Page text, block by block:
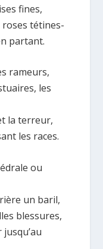
fines,
roses tétines-
partant.
rameurs,
les
la terreur,
les races.
ou
un baril,
blessures,